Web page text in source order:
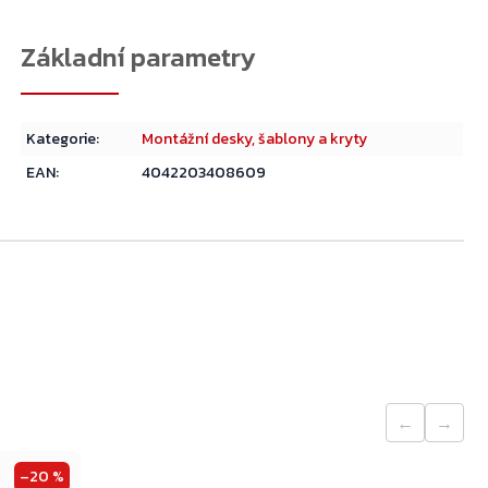
Kategorie:
Montážní desky, šablony a kryty
EAN: 4042203408609
← →
–20 %
Přejít do košíku